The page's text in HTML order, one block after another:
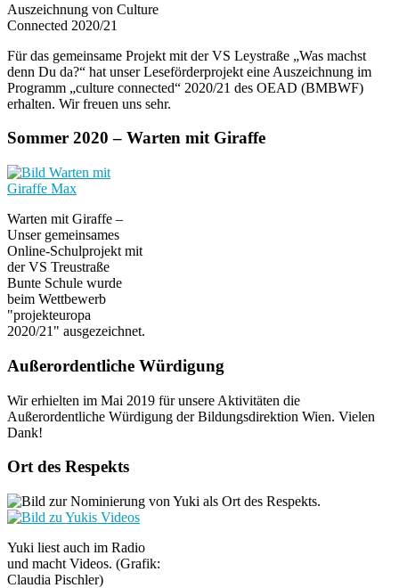
Auszeichnung von Culture
Connected 2020/21
Für das gemeinsame Projekt mit der VS Leystraße „Was machst
denn Du da?“ hat unser Leseförderprojekt eine Auszeichnung im
Programm „culture connected“ 2020/21 des OEAD (BMBWF)
erhalten. Wir freuen uns sehr.
Sommer 2020 – Warten mit Giraffe
Warten mit Giraffe –
Unser gemeinsames
Online-Schulprojekt mit
der VS Treustraße
Bunte Schule wurde
beim Wettbewerb
"projekteuropa
2020/21" ausgezeichnet.
Außerordentliche Würdigung
Wir erhielten im Mai 2019 für unsere Aktivitäten die
Außerordentliche Würdigung der Bildungsdirektion Wien. Vielen
Dank!
Ort des Respekts
Yuki liest auch im Radio
und macht Videos. (Grafik:
Claudia Pischler)